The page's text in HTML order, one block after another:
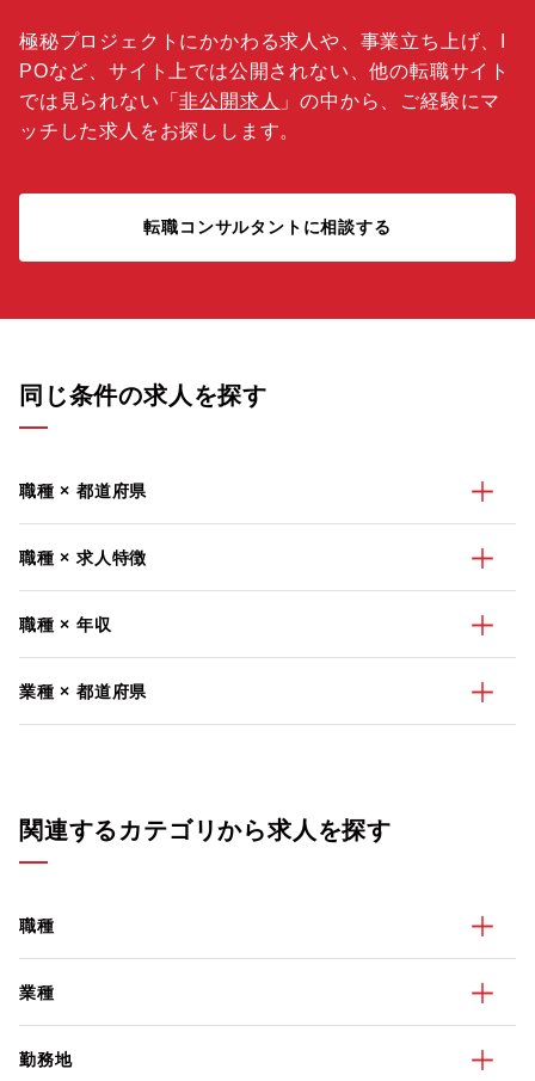
極秘プロジェクトにかかわる求人や、事業立ち上げ、I
POなど、サイト上では公開されない、他の転職サイト
では見られない「非公開求人 」の中から、ご経験にマ
ッチした求人をお探しします。
転職コンサルタントに相談する
同じ条件の求人を探す
職種 × 都道府県
職種 × 求人特徴
職種 × 年収
業種 × 都道府県
関連するカテゴリから求人を探す
職種
業種
勤務地